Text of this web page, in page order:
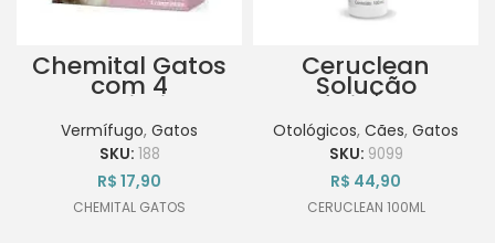
Chemital Gatos
com 4
comprimidos
Vermífugo, Gatos
SKU: 188
R$ 17,90
CHEMITAL GATOS
Ceruclean
Solução
Otológica 100ml
para
Higienização
dos Ouvidos
Otológicos, Cães, Gatos
SKU: 9099
R$ 44,90
CERUCLEAN 100ML